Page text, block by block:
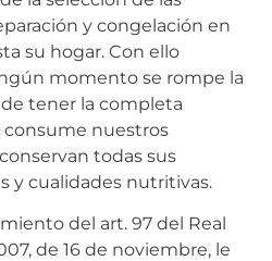
y congelación en
su hogar. Con ello
momento se rompe la
tener la completa
nuestros
todas sus
y cualidades nutritivas.
del art. 97 del Real
de 16 de noviembre, le